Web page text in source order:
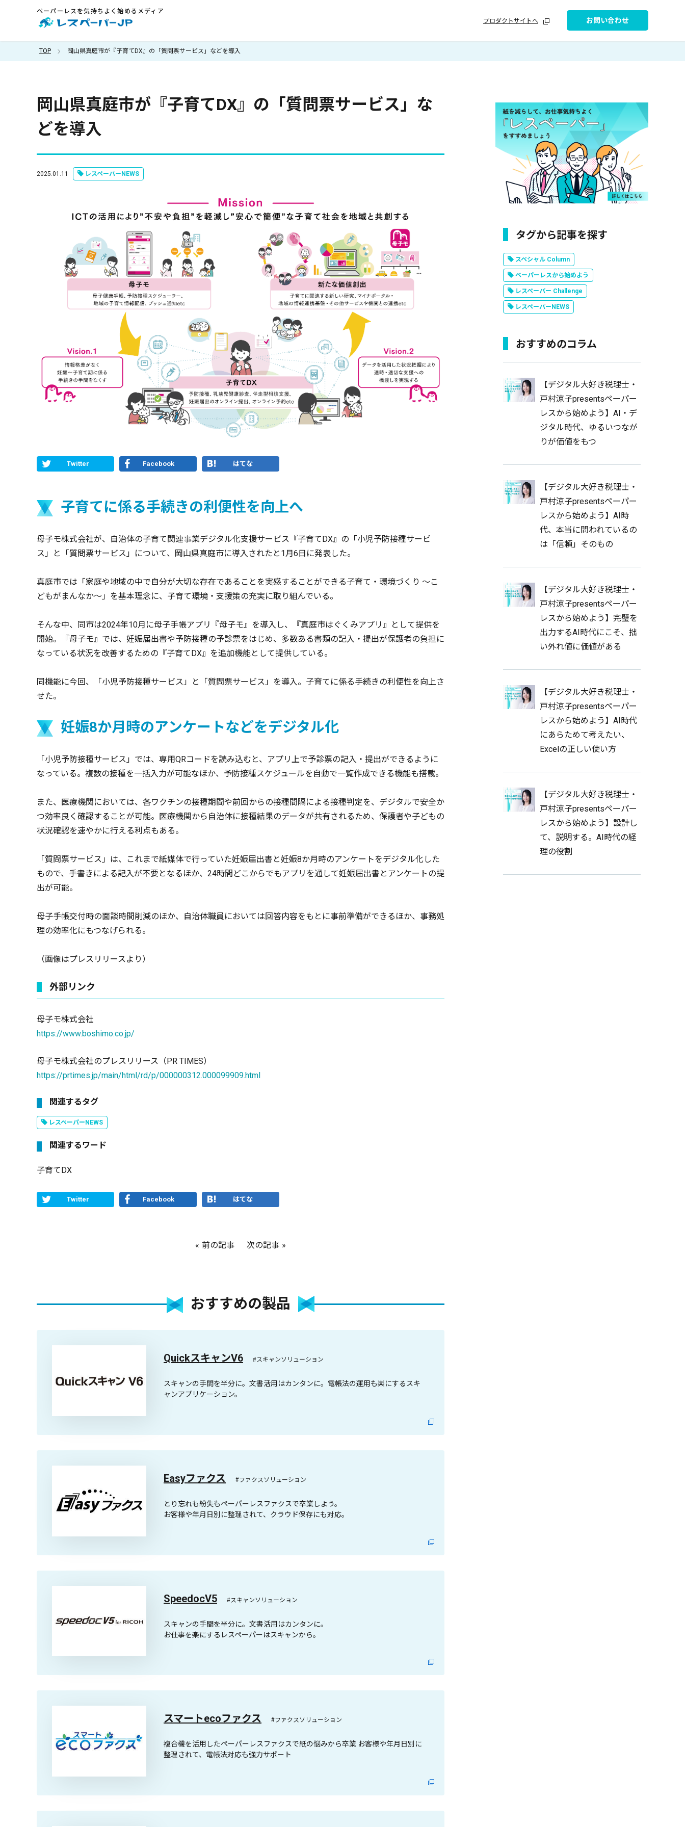
ペーパーレスを気持ちよく始めるメディア
プロダクトサイトへ
お問い合わせ
TOP 岡山県真庭市が『子育てDX』の「質問票サービス」などを導入
岡山県真庭市が『子育てDX』の「質問票サービス」な
どを導入
2025.01.11 レスペーパーNEWS
Twitter Facebook はてな
子育てに係る手続きの利便性を向上へ
母子モ株式会社が、自治体の子育て関連事業デジタル化支援サービス『子育てDX』の「小児予防接種サービ
ス」と「質問票サービス」について、岡山県真庭市に導入されたと1月6日に発表した。
真庭市では「家庭や地域の中で自分が大切な存在であることを実感することができる子育て・環境づくり ～こ
どもがまんなか～」を基本理念に、子育て環境・支援策の充実に取り組んでいる。
そんな中、同市は2024年10月に母子手帳アプリ『母子モ』を導入し、『真庭市はぐくみアプリ』として提供を
開始。『母子モ』では、妊娠届出書や予防接種の予診票をはじめ、多数ある書類の記入・提出が保護者の負担に
なっている状況を改善するための『子育てDX』を追加機能として提供している。
同機能に今回、「小児予防接種サービス」と「質問票サービス」を導入。子育てに係る手続きの利便性を向上さ
せた。
妊娠8か月時のアンケートなどをデジタル化
「小児予防接種サービス」では、専用QRコードを読み込むと、アプリ上で予診票の記入・提出ができるように
なっている。複数の接種を一括入力が可能なほか、予防接種スケジュールを自動で一覧作成できる機能も搭載。
また、医療機関においては、各ワクチンの接種期間や前回からの接種間隔による接種判定を、デジタルで安全か
つ効率良く確認することが可能。医療機関から自治体に接種結果のデータが共有されるため、保護者や子どもの
状況確認を速やかに行える利点もある。
「質問票サービス」は、これまで紙媒体で行っていた妊娠届出書と妊娠8か月時のアンケートをデジタル化した
もので、手書きによる記入が不要となるほか、24時間どこからでもアプリを通して妊娠届出書とアンケートの提
出が可能。
母子手帳交付時の面談時間削減のほか、自治体職員においては回答内容をもとに事前準備ができるほか、事務処
理の効率化にもつなげられる。
（画像はプレスリリースより）
外部リンク
母子モ株式会社
https://www.boshimo.co.jp/
母子モ株式会社のプレスリリース（PR TIMES）
https://prtimes.jp/main/html/rd/p/000000312.000099909.html
関連するタグ
レスペーパーNEWS
関連するワード
子育てDX
Twitter Facebook はてな
前の記事 次の記事
おすすめの製品
QuickスキャンV6 #スキャンソリューション
スキャンの手間を半分に。文書活用はカンタンに。電帳法の運用も楽にするスキ
ャンアプリケーション。
Easyファクス #ファクスソリューション
とり忘れも紛失もペーパーレスファクスで卒業しよう。
お客様や年月日別に整理されて、クラウド保存にも対応。
SpeedocV5 #スキャンソリューション
スキャンの手間を半分に。文書活用はカンタンに。
お仕事を楽にするレスペーパーはスキャンから。
スマートecoファクス #ファクスソリューション
複合機を活用したペーパーレスファクスで紙の悩みから卒業 お客様や年月日別に
整理されて、電帳法対応も強力サポート
タグから記事を探す
スペシャル Column
ペーパーレスから始めよう
レスペーパー Challenge
レスペーパーNEWS
おすすめのコラム
【デジタル大好き税理士・
戸村涼子presentsペーパー
レスから始めよう】AI・デ
ジタル時代、ゆるいつなが
りが価値をもつ
【デジタル大好き税理士・
戸村涼子presentsペーパー
レスから始めよう】AI時
代、本当に問われているの
は「信頼」そのもの
【デジタル大好き税理士・
戸村涼子presentsペーパー
レスから始めよう】完璧を
出力するAI時代にこそ、拙
い外れ値に価値がある
【デジタル大好き税理士・
戸村涼子presentsペーパー
レスから始めよう】AI時代
にあらためて考えたい、
Excelの正しい使い方
【デジタル大好き税理士・
戸村涼子presentsペーパー
レスから始めよう】設計し
て、説明する。AI時代の経
理の役割